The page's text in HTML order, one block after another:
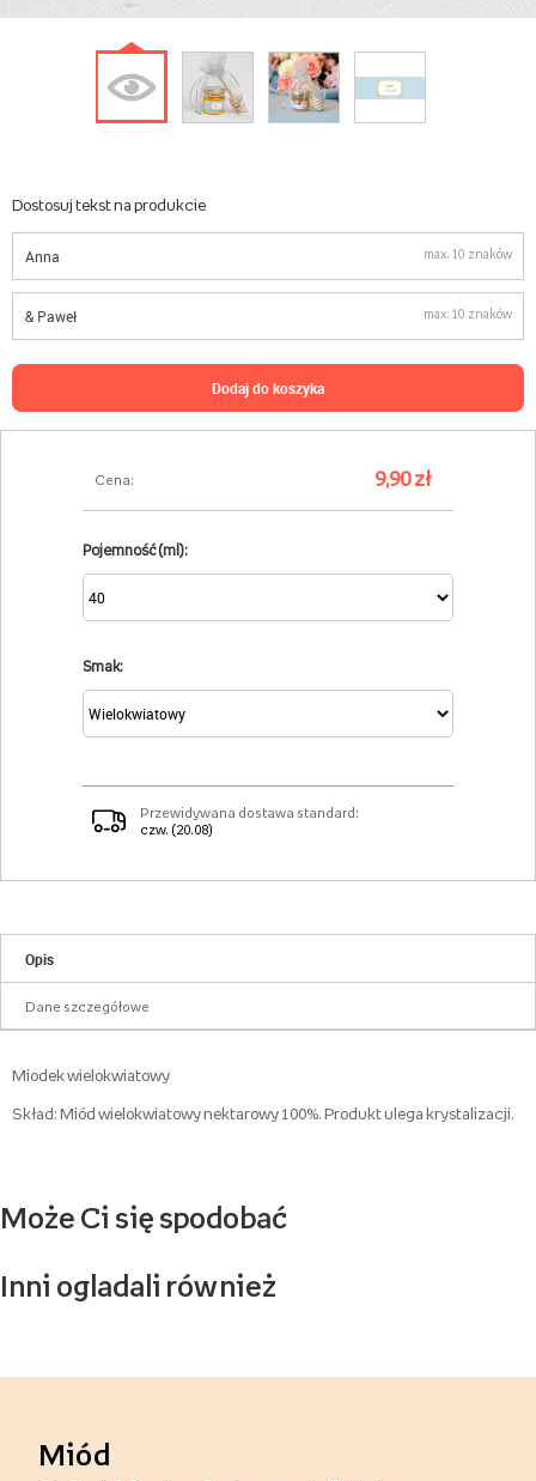
Cena: 9,90 zł
Pojemność (ml):
Smak:
Przewidywana dostawa standard:
czw. (20.08)
Dostosuj tekst na produkcie
max. 10 znaków
max. 10 znaków
dodaj do koszyka
Opis
Dane szczegółowe
Miodek wielokwiatowy
Skład: Miód wielokwiatowy nektarowy 100%. Produkt ulega krystalizacji.
Może Ci się spodobać
Inni ogladali również